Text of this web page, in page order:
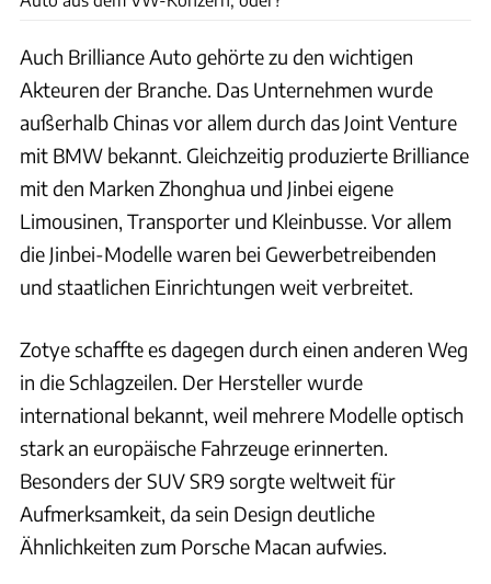
Auch Brilliance Auto gehörte zu den wichtigen
Akteuren der Branche. Das Unternehmen wurde
außerhalb Chinas vor allem durch das Joint Venture
mit BMW bekannt. Gleichzeitig produzierte Brilliance
mit den Marken Zhonghua und Jinbei eigene
Limousinen, Transporter und Kleinbusse. Vor allem
die Jinbei-Modelle waren bei Gewerbetreibenden
und staatlichen Einrichtungen weit verbreitet.
Zotye schaffte es dagegen durch einen anderen Weg
in die Schlagzeilen. Der Hersteller wurde
international bekannt, weil mehrere Modelle optisch
stark an europäische Fahrzeuge erinnerten.
Besonders der SUV SR9 sorgte weltweit für
Aufmerksamkeit, da sein Design deutliche
Ähnlichkeiten zum Porsche Macan aufwies.